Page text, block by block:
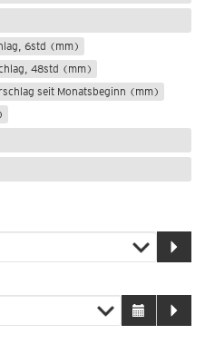
6std (mm)
48std (mm)
seit Monatsbeginn (mm)